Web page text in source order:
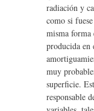
radiación y
como si
misma
producida en
muy
superficie.
responsable